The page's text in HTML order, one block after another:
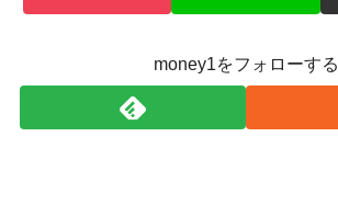
money1をフォローする